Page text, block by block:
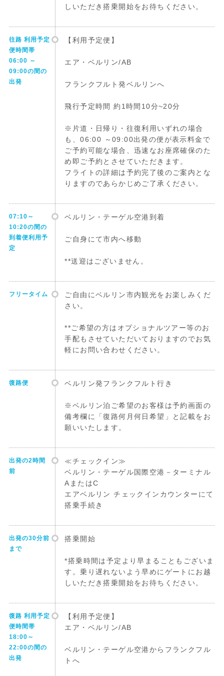
しいただき搭乗開始をお待ちください。
往路 利用予定
便時間帯
06:00 ～
09:00の間の
出発
【利用予定便】
エア・ベルリン/AB
フランクフルト発ベルリンへ
飛行予定時間 約1時間10分~20分
※片道・日帰り・往復利用いずれの場合
も、06:00 ～09:00出発の便が表示料金で
ご予約可能な場合、迅速なお座席確保のた
め即ご予約とさせていただきます。
フライトの詳細は予約完了後のご案内とな
りますのであらかじめご了承ください。
07:10～
10:20の間の
到着便利用予
定
ベルリン・テーゲル空港到着
ご自身にて市内へ移動
**送迎はございません。
フリータイム
ご自由にベルリン市内観光をお楽しみくだ
さい。
**ご希望の方はオプショナルツアー等のお
手配もさせていただいておりますのでお気
軽にお問い合わせください。
復路便 ベルリン発フランクフルト行き
※ベルリン泊ご希望のお客様は予約画面の
備考欄に「復路何月何日希望」と記載をお
願いいたします。
出発の2時間
前
≪チェックイン≫
ベルリン・テーゲル国際空港－ターミナル
AまたはC
エアベルリン チェックインカウンターにて
搭乗手続き
出発の30分前
まで
搭乗開始
*搭乗時間は予定より早まることもございま
す。乗り遅れないよう早めにゲートにお越
しいただき搭乗開始をお待ちください。
復路 利用予定
便時間帯
18:00～
22:00の間の
出発
【利用予定便】
エア・ベルリン/AB
ベルリン・テーゲル空港からフランクフル
トへ